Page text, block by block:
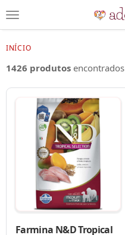
INÍCIO
1426 produtos encontrados
Farmina N&D Tropical